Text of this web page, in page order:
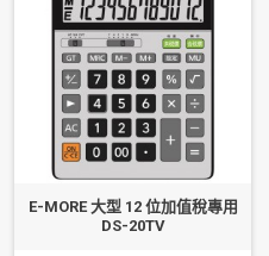
E-MORE 大型 12 位加值稅專用
DS-20TV